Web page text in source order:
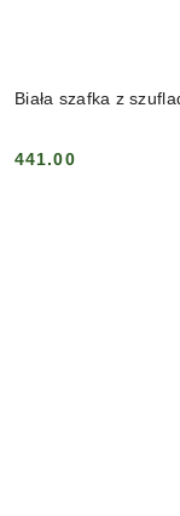
Biała szafka z
Cena:
441.00